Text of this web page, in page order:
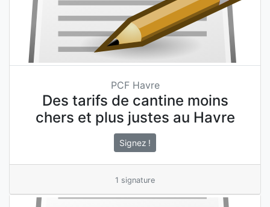
PCF Havre
Des tarifs de cantine moins
chers et plus justes au Havre
Signez !
1 signature